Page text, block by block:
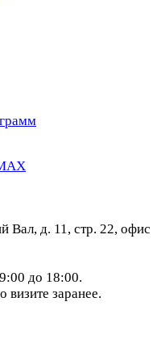
Вал, д. 11, стр. 22, офис
до 18:00.
визите заранее.